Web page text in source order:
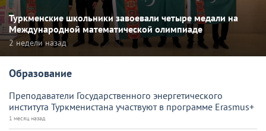
Туркменские школьники завоевали четыре медали на
Международной математической олимпиаде
2 недели назад
Образование
Преподаватели Государственного энергетического
института Туркменистана участвуют в программе Erasmus+
1 месяц назад